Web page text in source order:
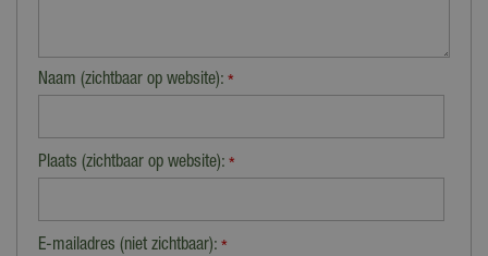
Naam (zichtbaar op website): *
Plaats (zichtbaar op website): *
E-mailadres (niet zichtbaar): *